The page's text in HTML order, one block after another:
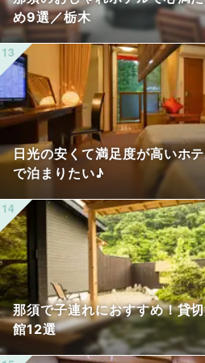
め9選／栃木
日光の安くて満足度が高いホ
で泊まりたい♪
那須で子連れにおすすめ！貸
館12選